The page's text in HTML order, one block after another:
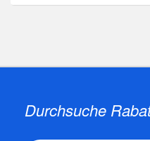
Durchsuche